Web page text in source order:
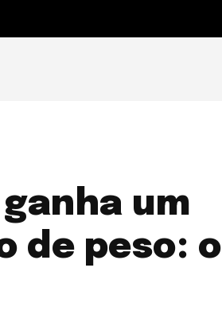
um
de peso: o